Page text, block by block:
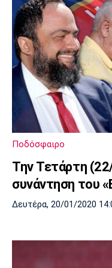
Ποδόσφαιρο
Την Τετάρτη
συνάντηση του
Δευτέρα, 20/01/2020